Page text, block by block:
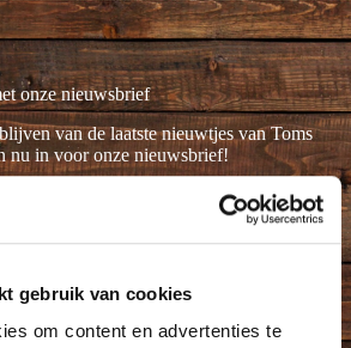
gebruik van cookies
om content en advertenties te
onze nieuwsbrief
van de laatste nieuwtjes van Toms
nu in voor onze nieuwsbrief!
deprivacyverklaring.(Vereist)